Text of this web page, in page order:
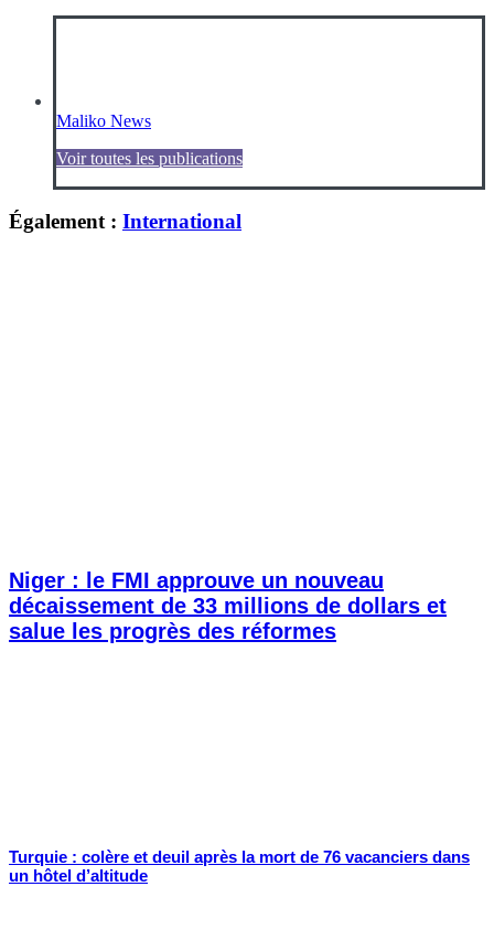
Maliko News
Voir toutes les publications
Également : International
Niger : le FMI approuve un nouveau
décaissement de 33 millions de dollars et
salue les progrès des réformes
Turquie : colère et deuil après la mort de 76 vacanciers dans
un hôtel d’altitude